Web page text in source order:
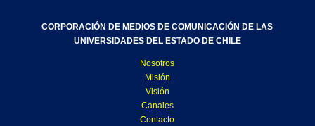
CORPORACIÓN DE MEDIOS DE COMUNICACIÓN DE LAS
UNIVERSIDADES DEL ESTADO DE CHILE
Nosotros
Misión
Visión
Canales
Contacto